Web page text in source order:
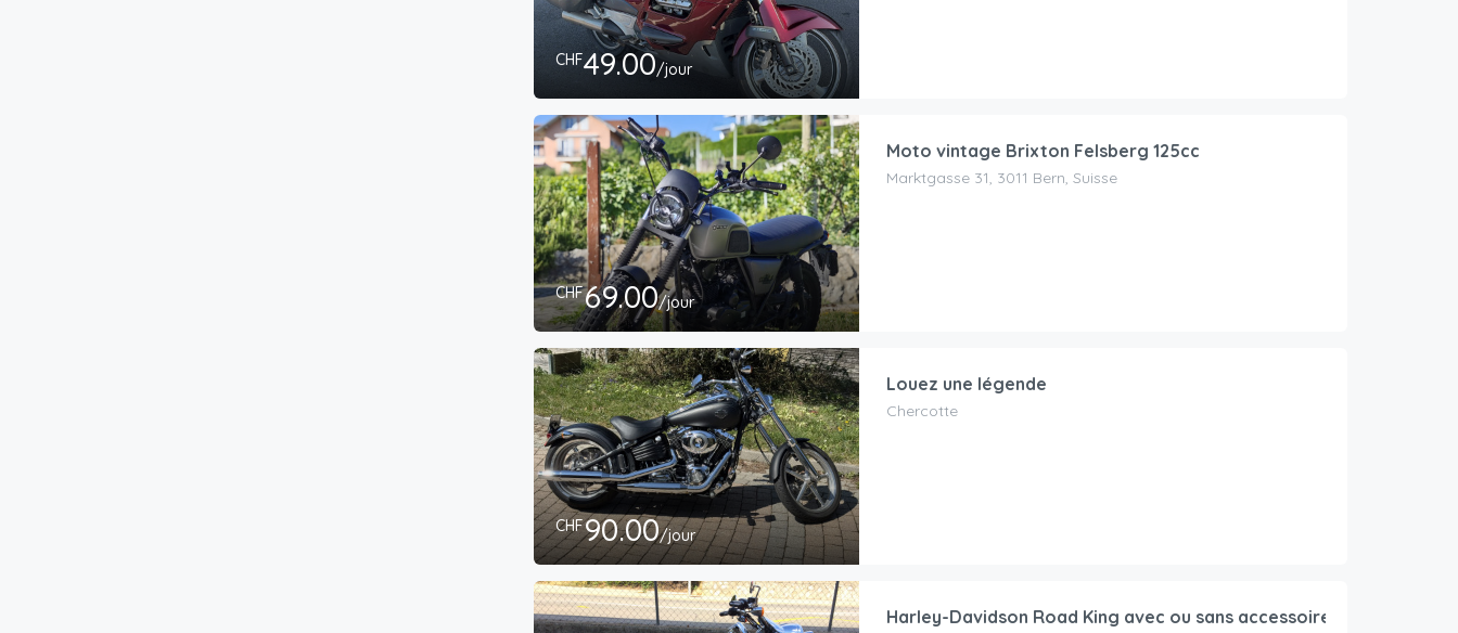
CHF49.00/jour
CHF69.00/jour
Moto vintage Brixton Felsberg 125cc
Marktgasse 31, 3011 Bern, Suisse
CHF90.00/jour
Louez une légende
Chercotte
Harley-Davidson Road King avec ou sans accessoires